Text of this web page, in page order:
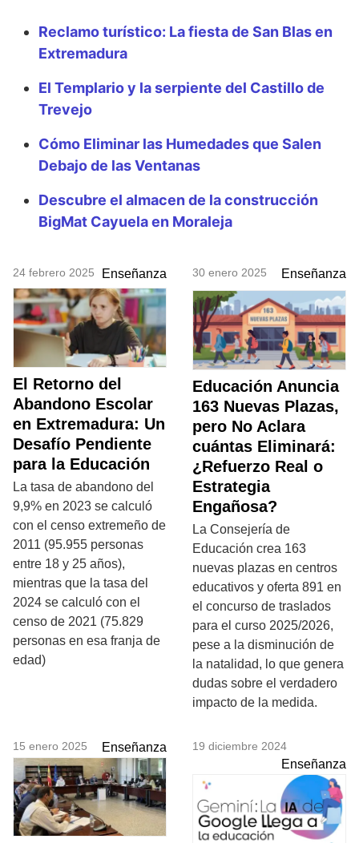
Reclamo turístico: La fiesta de San Blas en
Extremadura
El Templario y la serpiente del Castillo de
Trevejo
Cómo Eliminar las Humedades que Salen
Debajo de las Ventanas
Descubre el almacen de la construcción
BigMat Cayuela en Moraleja
24 febrero 2025 Enseñanza
El Retorno del
Abandono Escolar
en Extremadura: Un
Desafío Pendiente
para la Educación
La tasa de abandono del
9,9% en 2023 se calculó
con el censo extremeño de
2011 (95.955 personas
entre 18 y 25 años),
mientras que la tasa del
2024 se calculó con el
censo de 2021 (75.829
personas en esa franja de
edad)
30 enero 2025 Enseñanza
Educación Anuncia
163 Nuevas Plazas,
pero No Aclara
cuántas Eliminará:
¿Refuerzo Real o
Estrategia
Engañosa?
La Consejería de
Educación crea 163
nuevas plazas en centros
educativos y oferta 891 en
el concurso de traslados
para el curso 2025/2026,
pese a la disminución de
la natalidad, lo que genera
dudas sobre el verdadero
impacto de la medida.
15 enero 2025 Enseñanza 19 diciembre 2024
Enseñanza